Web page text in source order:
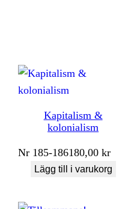
Kapitalism &
kolonialism
Nr 185-186180,00kr
Lägg till i varukorg